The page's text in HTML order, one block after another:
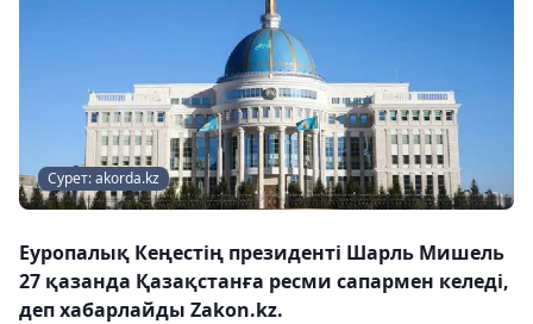
Сурет: akorda.kz
Еуропалық Кеңестің президенті Шарль Мишель
27 қазанда Қазақстанға ресми сапармен келеді,
деп хабарлайды Zakon.kz.